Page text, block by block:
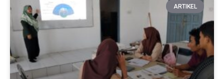
ARTIKEL